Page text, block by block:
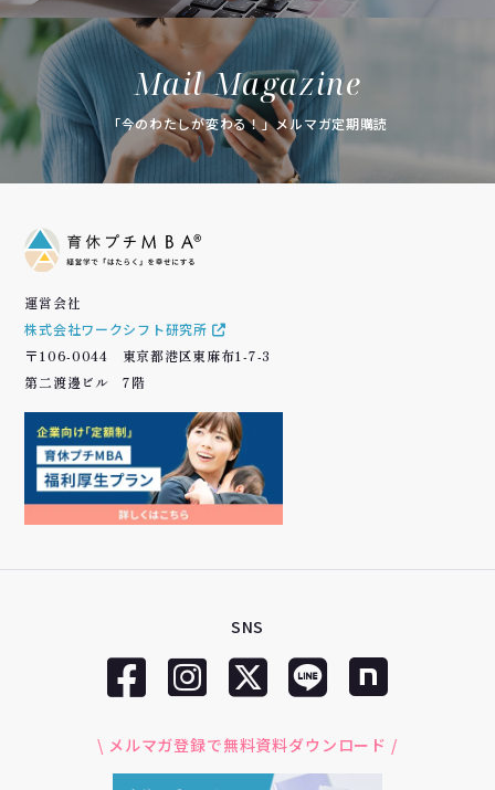
Mail Magazine
「今のわたしが変わる！」メルマガ定期購読
運営会社
株式会社ワークシフト研究所
〒106-0044 東京都港区東麻布1-7-3
第二渡邊ビル 7階
SNS
\ メルマガ登録で無料資料ダウンロード /